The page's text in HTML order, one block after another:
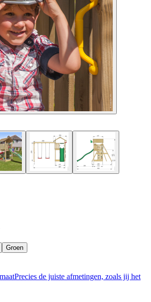
Groen
Precies de juiste afmetingen, zoals jij het